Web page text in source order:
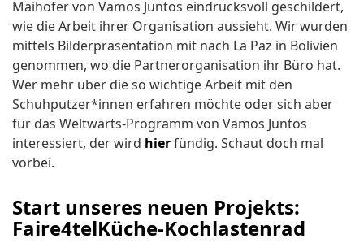
Maihöfer von Vamos Juntos eindrucksvoll geschildert,
wie die Arbeit ihrer Organisation aussieht. Wir wurden
mittels Bilderpräsentation mit nach La Paz in Bolivien
genommen, wo die Partnerorganisation ihr Büro hat.
Wer mehr über die so wichtige Arbeit mit den
Schuhputzer*innen erfahren möchte oder sich aber
für das Weltwärts-Programm von Vamos Juntos
interessiert, der wird hierfündig. Schaut doch mal
vorbei.
Start unseres neuen Projekts:
Faire4telKüche-Kochlastenrad